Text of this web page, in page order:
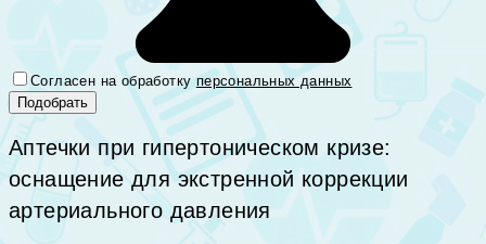
Согласен на обработкуперсональных данных
Аптечки при гипертоническом кризе:
оснащение для экстренной коррекции
артериального давления